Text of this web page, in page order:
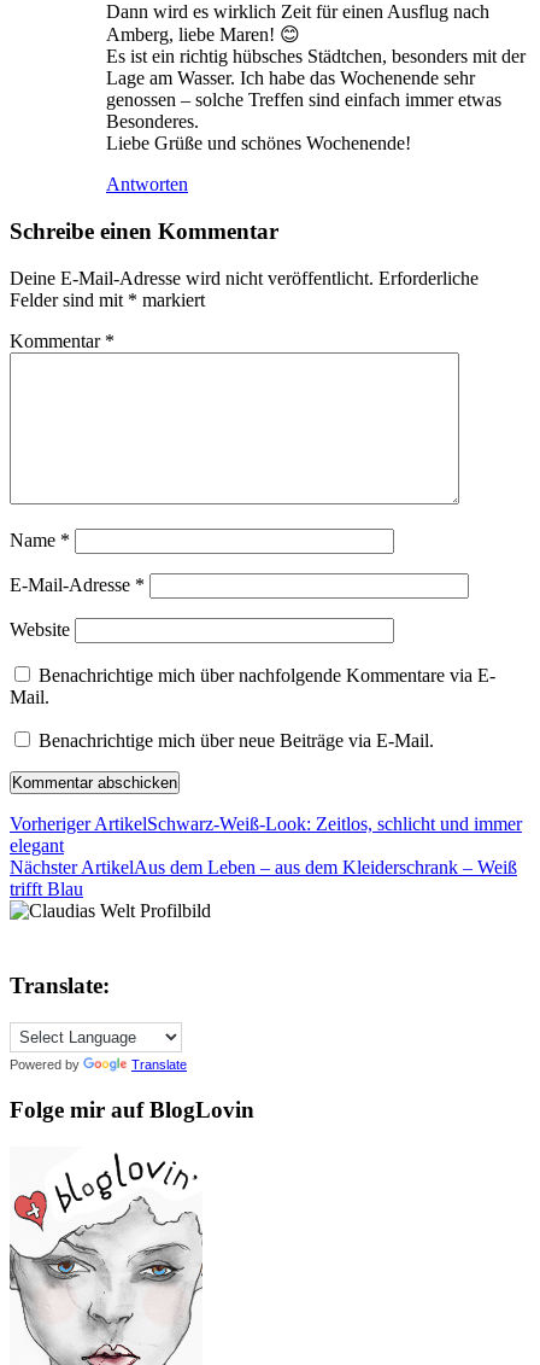
Dann wird es wirklich Zeit für einen Ausflug nach
Amberg, liebe Maren! 😊
Es ist ein richtig hübsches Städtchen, besonders mit der
Lage am Wasser. Ich habe das Wochenende sehr
genossen – solche Treffen sind einfach immer etwas
Besonderes.
Liebe Grüße und schönes Wochenende!
Antworten
Schreibe einen Kommentar
Deine E-Mail-Adresse wird nicht veröffentlicht. Erforderliche
Felder sind mit * markiert
Kommentar *
Name *
E-Mail-Adresse *
Website
Benachrichtige mich über nachfolgende Kommentare via E-
Mail.
Benachrichtige mich über neue Beiträge via E-Mail.
Vorheriger ArtikelSchwarz-Weiß-Look: Zeitlos, schlicht und immer
elegant
Nächster ArtikelAus dem Leben – aus dem Kleiderschrank – Weiß
trifft Blau
Translate:
Powered by Translate
Folge mir auf BlogLovin